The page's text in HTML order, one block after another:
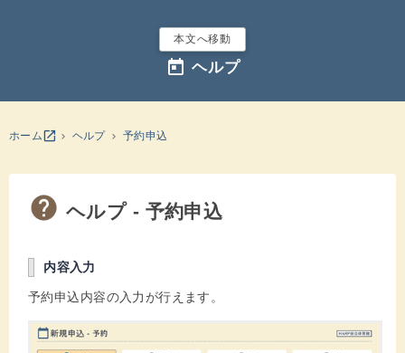
本文へ移動
today ヘルプ
ホームopen_in_new ヘルプ 予約申込
ヘルプ - 予約申込
内容入力
予約申込内容の入力が行えます。